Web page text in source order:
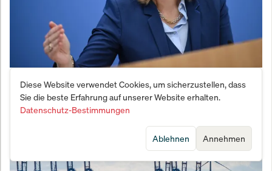
Warkens Mogelpackung: Reform deckt
Milliardenloch nur bis 2028
Diese Website verwendet Cookies, um sicherzustellen, dass
Sie die beste Erfahrung auf unserer Website erhalten.
Datenschutz-Bestimmungen
Annehmen
Ablehnen